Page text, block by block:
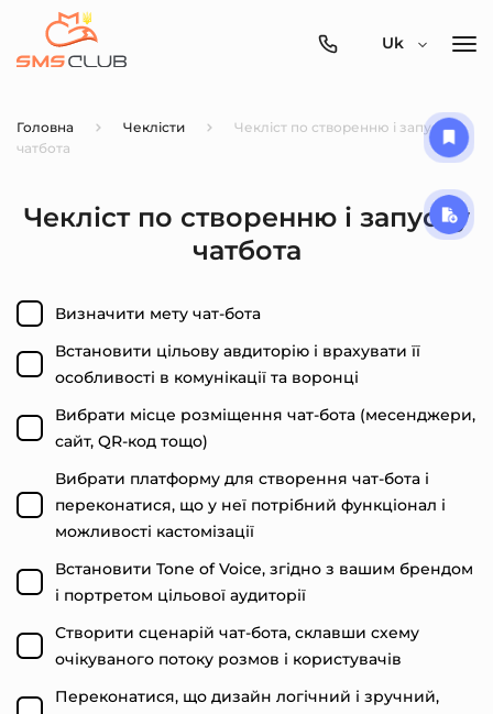
0800-
Uk
Головна Чеклісти
Чекліст по створенню і запуску
чатбота
Чекліст по створенню і запуску
чатбота
Визначити мету чат-бота
Встановити цільову авдиторію і врахувати її
особливості в комунікації та воронці
Вибрати місце розміщення чат-бота (месенджери,
сайт, QR-код тощо)
Вибрати платформу для створення чат-бота і
переконатися, що у неї потрібний функціонал і
можливості кастомізації
Встановити Tone of Voice, згідно з вашим брендом
і портретом цільової аудиторії
Створити сценарій чат-бота, склавши схему
очікуваного потоку розмов і користувачів
Переконатися, що дизайн логічний і зручний,